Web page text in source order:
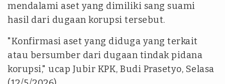
mendalami aset yang dimiliki sang suami
hasil dari dugaan korupsi tersebut.
"Konfirmasi aset yang diduga yang terkait
atau bersumber dari dugaan tindak pidana
korupsi," ucap Jubir KPK, Budi Prasetyo, Selasa